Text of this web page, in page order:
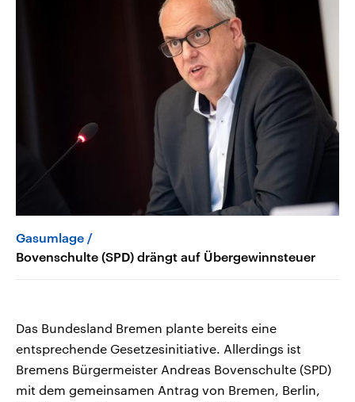
Gasumlage
Bovenschulte (SPD) drängt auf Übergewinnsteuer
Das Bundesland Bremen plante bereits eine
entsprechende Gesetzesinitiative. Allerdings ist
Bremens Bürgermeister Andreas Bovenschulte (SPD)
mit dem gemeinsamen Antrag von Bremen, Berlin,